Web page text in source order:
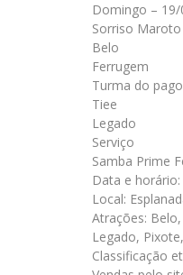
Domingo – 19/
Sorriso Maroto
Belo
Ferrugem
Turma do
Tiee
Legado
Serviço
Samba Prime
Data e
Local:
Atrações:
Legado,
Classificação